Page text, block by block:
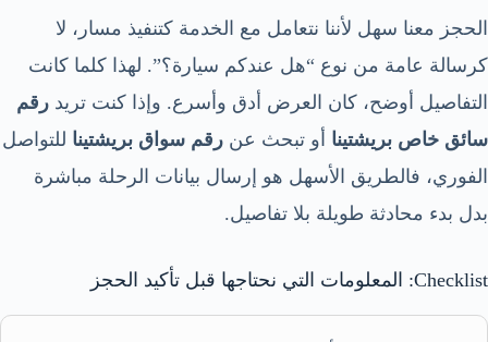
الحجز معنا سهل لأننا نتعامل مع الخدمة كتنفيذ مسار، لا
كرسالة عامة من نوع “هل عندكم سيارة؟”. لهذا كلما كانت
التفاصيل أوضح، كان العرض أدق وأسرع. وإذا كنت تريد رقم
سائق خاص بريشتينا أو تبحث عن رقم سواق بريشتينا للتواصل
الفوري، فالطريق الأسهل هو إرسال بيانات الرحلة مباشرة
بدل بدء محادثة طويلة بلا تفاصيل.
Checklist: المعلومات التي نحتاجها قبل تأكيد الحجز